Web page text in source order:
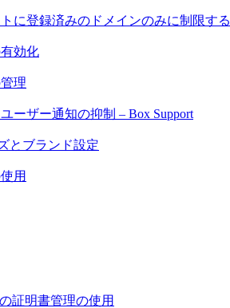
に登録済みのドメインのみに制限する
効化
理
ーザー通知の抑制 – Box Support
とブランド設定
用
証明書管理の使用